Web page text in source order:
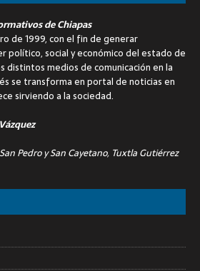
de Chiapas
de 1999, con el fin de generar
político, social y económico del estado de
distintos medios de comunicación en la
se transforma en portal de noticias en
sirviendo a la sociedad.
Pedro y San Cayetano, Tuxtla Gutiérrez